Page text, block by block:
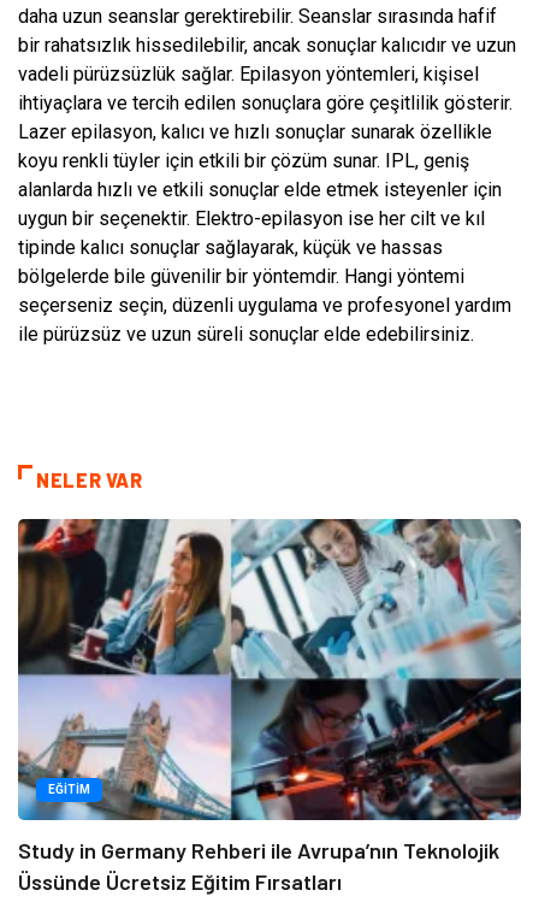
daha uzun seanslar gerektirebilir. Seanslar sırasında hafif
bir rahatsızlık hissedilebilir, ancak sonuçlar kalıcıdır ve uzun
vadeli pürüzsüzlük sağlar. Epilasyon yöntemleri, kişisel
ihtiyaçlara ve tercih edilen sonuçlara göre çeşitlilik gösterir.
Lazer epilasyon, kalıcı ve hızlı sonuçlar sunarak özellikle
koyu renkli tüyler için etkili bir çözüm sunar. IPL, geniş
alanlarda hızlı ve etkili sonuçlar elde etmek isteyenler için
uygun bir seçenektir. Elektro-epilasyon ise her cilt ve kıl
tipinde kalıcı sonuçlar sağlayarak, küçük ve hassas
bölgelerde bile güvenilir bir yöntemdir. Hangi yöntemi
seçerseniz seçin, düzenli uygulama ve profesyonel yardım
ile pürüzsüz ve uzun süreli sonuçlar elde edebilirsiniz.
NELER VAR
EĞITIM
Study in Germany Rehberi ile Avrupa’nın Teknolojik
Üssünde Ücretsiz Eğitim Fırsatları